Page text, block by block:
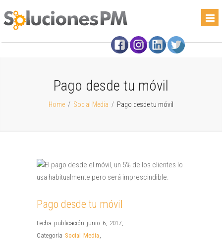
Pago desde tu móvil
Home / Social Media / Pago desde tu móvil
Pago desde tu móvil
Fecha publicación junio 6, 2017,
Categoría Social Media ,